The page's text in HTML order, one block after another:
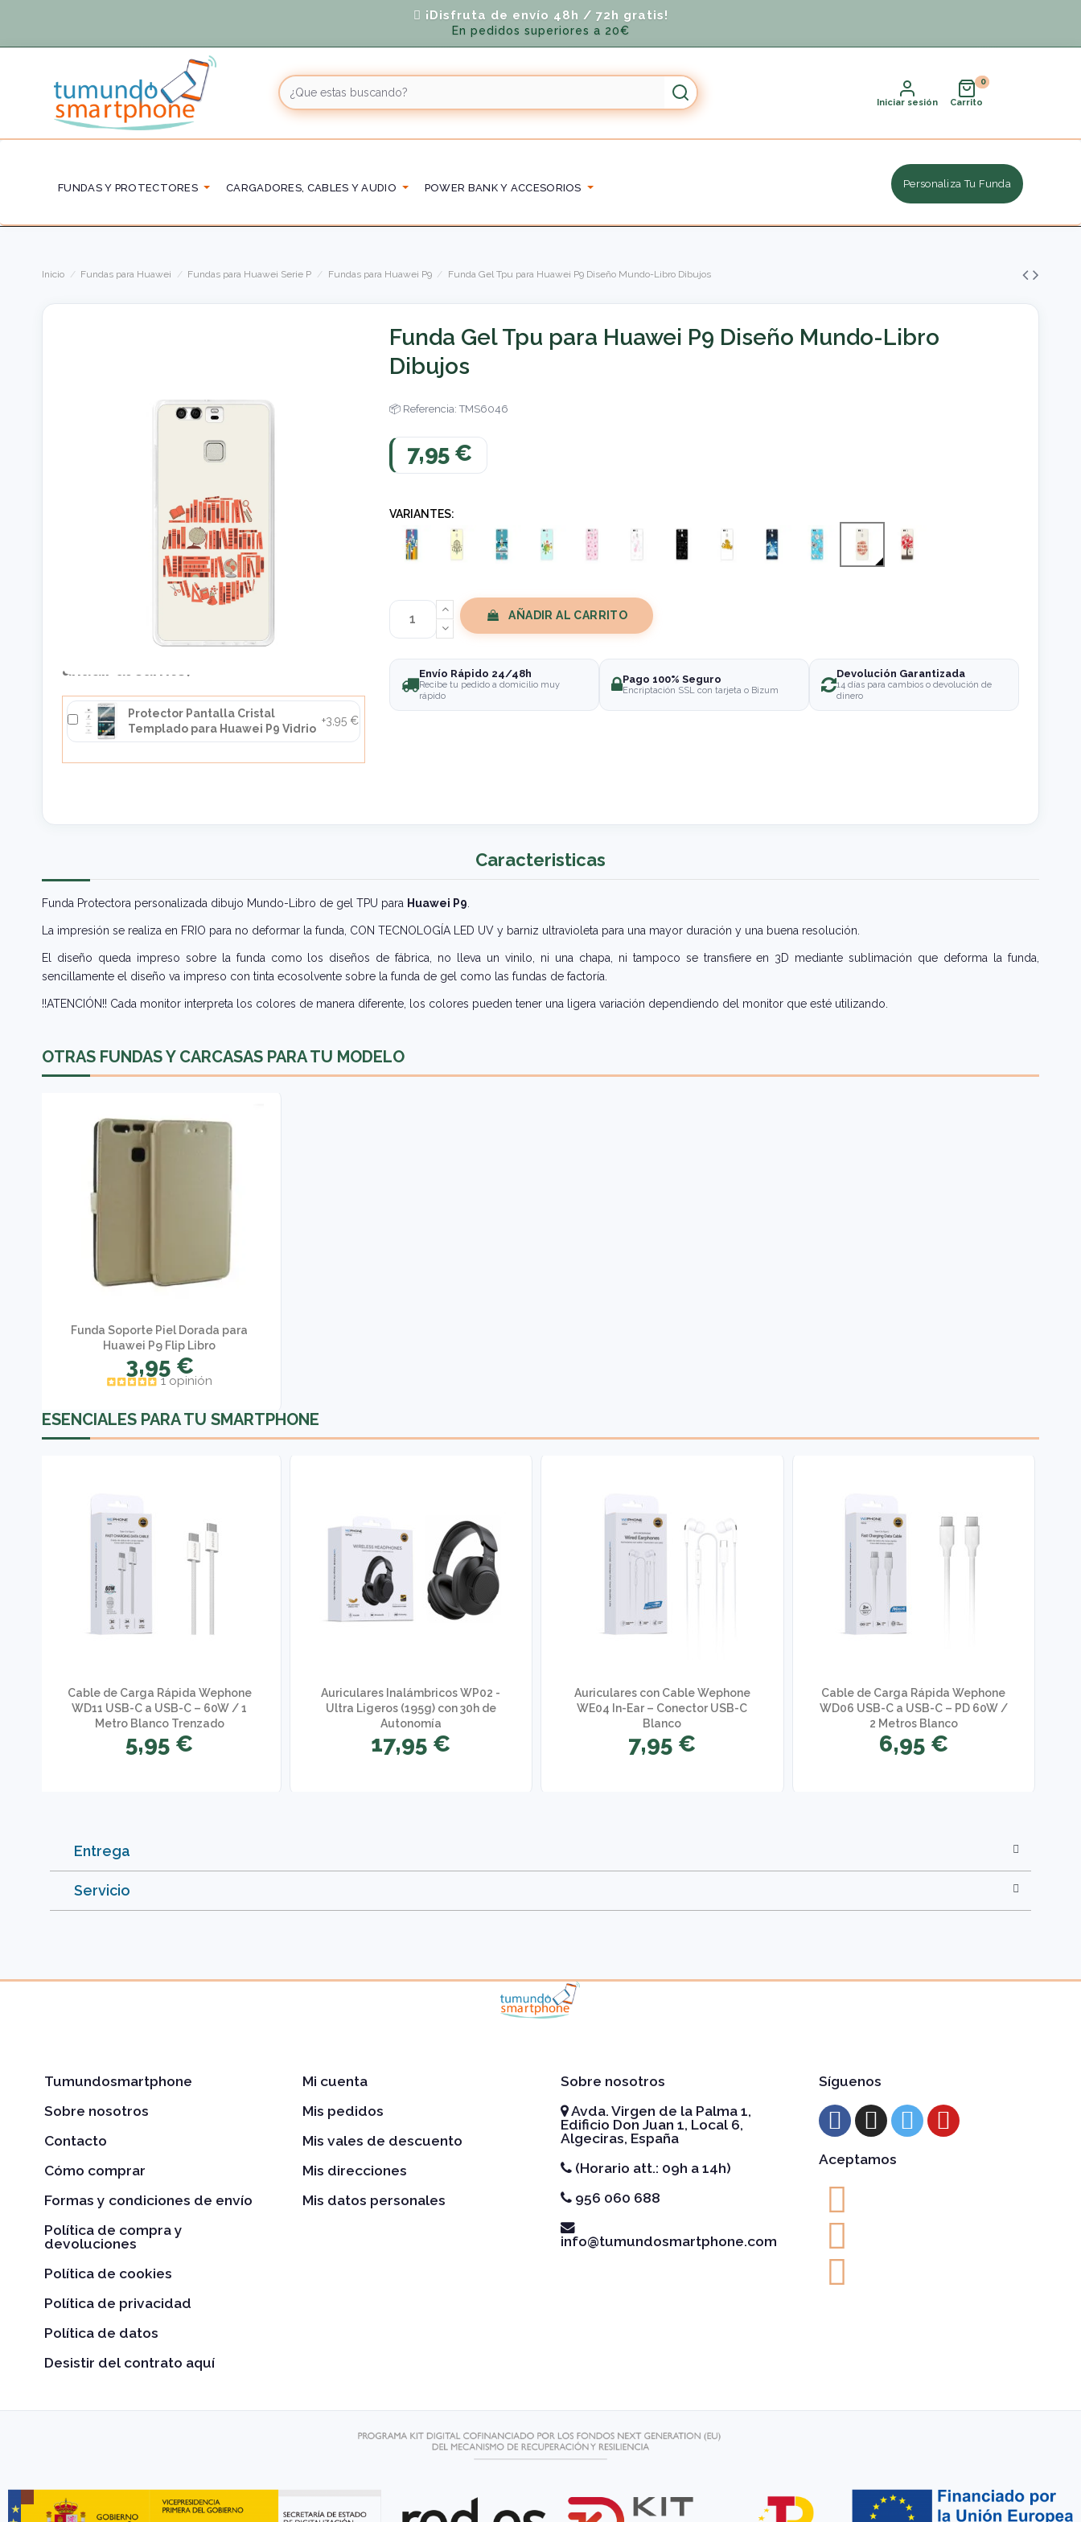
¡Disfruta de envío 48h / 72h gratis!
En pedidos superiores a 20€
Iniciar sesión Carrito
FUNDAS Y PROTECTORES CARGADORES, CABLES Y AUDIO POWER BANK Y ACCESORIOS Personaliza Tu Funda
Inicio Fundas para Huawei Fundas para Huawei Serie P Fundas para Huawei P9 Funda Gel Tpu para Huawei P9 Diseño Mundo-Libro Dibujos
Cómpralo junto a: (selecciona el
producto que quieras y pulsa en
añadir al carrito)
Protector Pantalla Cristal
Templado para Huawei P9 Vidrio
+3,95 €
Funda Gel Tpu para Huawei P9 Diseño Mundo-Libro
Dibujos
Referencia: TMS6046
7,95 €
VARIANTES:
AÑADIR AL CARRITO
Envío Rápido 24/48h
Recibe tu pedido a domicilio muy
rápido
Pago 100% Seguro
Encriptación SSL con tarjeta o Bizum
Devolución Garantizada
14 días para cambios o devolución de
dinero
Caracteristicas
Funda Protectora personalizada dibujo Mundo-Libro de gel TPU para Huawei P9
La impresión se realiza en FRIO para no deformar la funda, CON TECNOLOGÍA LED UV y barniz ultravioleta para una mayor duración y una buena resolución.
El diseño queda impreso sobre la funda como los diseños de fábrica, no lleva un vinilo, ni una chapa, ni tampoco se transfiere en 3D mediante sublimación que deforma la funda,
sencillamente el diseño va impreso con tinta ecosolvente sobre la funda de gel como las fundas de factoría.
!!ATENCIÓN!! Cada monitor interpreta los colores de manera diferente, los colores pueden tener una ligera variación dependiendo del monitor que esté utilizando.
OTRAS FUNDAS Y CARCASAS PARA TU MODELO
Funda Soporte Piel Dorada para
Huawei P9 Flip Libro
3,95 €
1 opinión
ESENCIALES PARA TU SMARTPHONE
Cable de Carga Rápida Wephone
WD11 USB-C a USB-C – 60W / 1
Metro Blanco Trenzado
5,95 €
Auriculares Inalámbricos WP02 -
Ultra Ligeros (195g) con 30h de
Autonomía
17,95 €
Auriculares con Cable Wephone
WE04 In-Ear – Conector USB-C
Blanco
7,95 €
Cable de Carga Rápida Wephone
WD06 USB-C a USB-C – PD 60W /
2 Metros Blanco
6,95 €
Entrega
Servicio
Tumundosmartphone
Sobre nosotros
Contacto
Cómo comprar
Formas y condiciones de envío
Política de compra y
devoluciones
Política de cookies
Política de privacidad
Política de datos
Desistir del contrato aquí
Mi cuenta
Mis pedidos
Mis vales de descuento
Mis direcciones
Mis datos personales
Sobre nosotros
Avda. Virgen de la Palma 1,
Edificio Don Juan 1, Local 6,
Algeciras, España
(Horario att.: 09h a 14h)
956 060 688
info@tumundosmartphone.com
Síguenos
Aceptamos